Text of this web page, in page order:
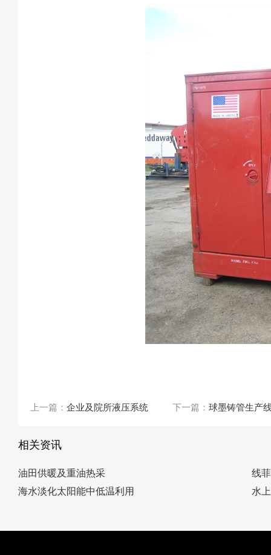
上一篇： 企业及院所液压系统 下一篇： 球墨铸管生产
相关资讯
油田供暖及重油热采
线
海水淡化太阳能中低温利用
水